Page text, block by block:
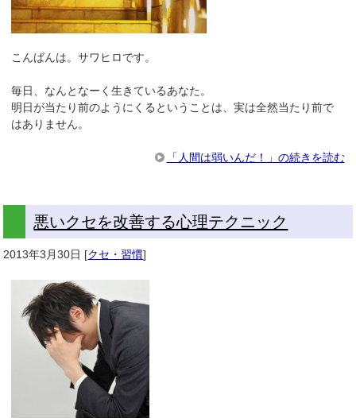
こんばんは。サワヒロです。
毎日、なんとなーく生きているあなた。
明日が当たり前のようにくるということは、実は全然当たり前で
はありません。
「人間は弱いんだ！」の続きを読む
悪いクセを改善する心理テクニック
2013年3月30日 [クセ・習慣]